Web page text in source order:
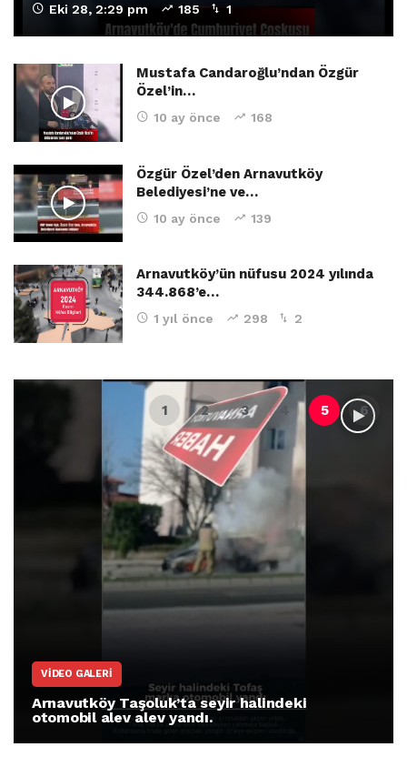
Eki 28, 2:29 pm 185 1
Mustafa Candaroğlu’ndan Özgür
Özel’in…
10 ay önce 168
Özgür Özel’den Arnavutköy
Belediyesi’ne ve…
10 ay önce 139
Arnavutköy’ün nüfusu 2024 yılında
344.868’e…
1 yıl önce 298 2
VIDEO GALERI
Arnavutköy Taşoluk’ta seyir halindeki
otomobil alev alev yandı.